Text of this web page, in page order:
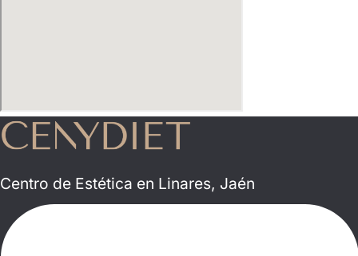
Centro de Estética en Linares, Jaén